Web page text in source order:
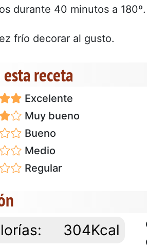
durante 40 minutos a 180º.
frío decorar al gusto.
receta
Excelente
Muy bueno
Bueno
Medio
Regular
304Kcal